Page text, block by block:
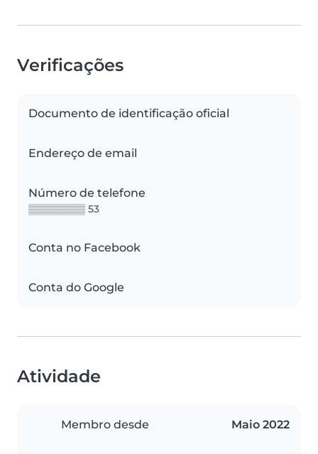
Verificações
Documento de identificação oficial
Endereço de email
Número de telefone
▒▒▒▒▒▒▒▒ 53
Conta no Facebook
Conta do Google
Atividade
Membro desde Maio 2022